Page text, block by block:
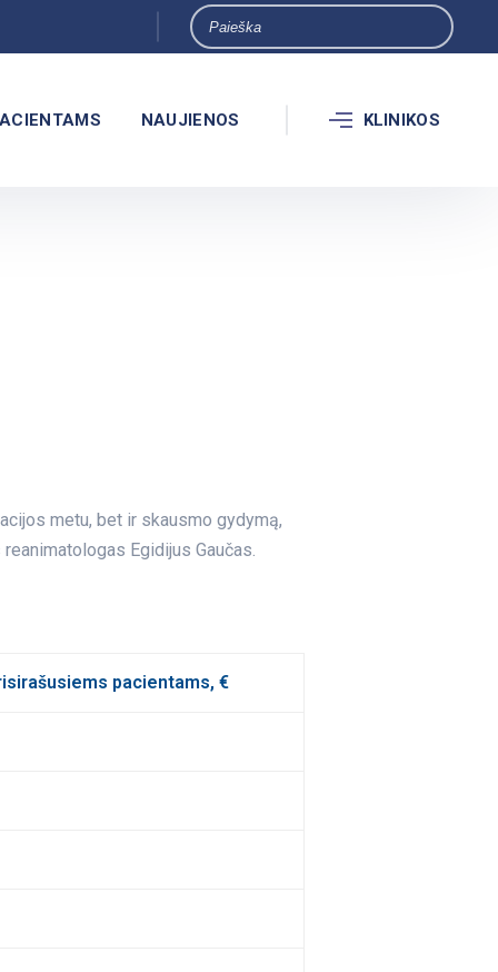
NAUJIENOS KLINIKOS
metu, bet ir skausmo gydymą,
Egidijus Gaučas.
pacientams, €